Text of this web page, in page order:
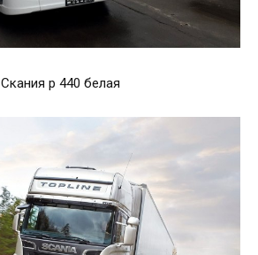
Скания р 440 белая